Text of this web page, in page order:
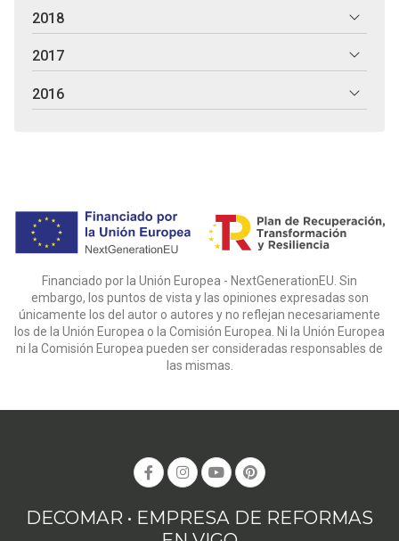
2018
2017
2016
Financiado por la Unión Europea - NextGenerationEU. Sin
embargo, los puntos de vista y las opiniones expresadas son
únicamente los del autor o autores y no reflejan necesariamente
los de la Unión Europea o la Comisión Europea. Ni la Unión Europea
ni la Comisión Europea pueden ser consideradas responsables de
las mismas.
DECOMAR • EMPRESA DE REFORMAS